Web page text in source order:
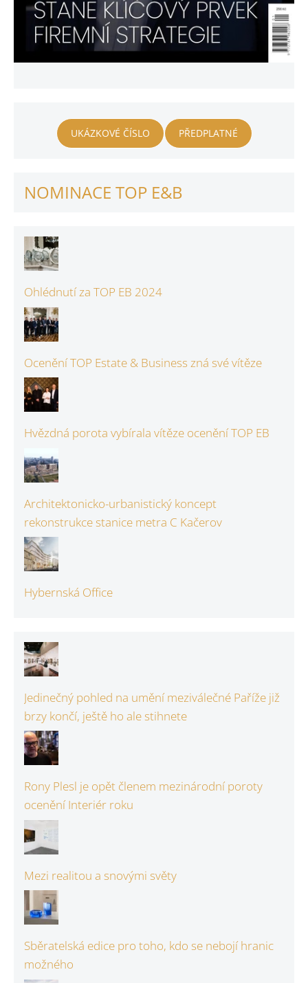
UKÁZKOVÉ ČÍSLO PŘEDPLATNÉ
NOMINACE TOP E&B
Ohlédnutí za TOP EB 2024
Ocenění TOP Estate & Business zná své vítěze
Hvězdná porota vybírala vítěze ocenění TOP EB
Architektonicko-urbanistický koncept
rekonstrukce stanice metra C Kačerov
Hybernská Office
Jedinečný pohled na umění meziválečné Paříže již
brzy končí, ještě ho ale stihnete
Rony Plesl je opět členem mezinárodní poroty
ocenění Interiér roku
Mezi realitou a snovými světy
Sběratelská edice pro toho, kdo se nebojí hranic
možného